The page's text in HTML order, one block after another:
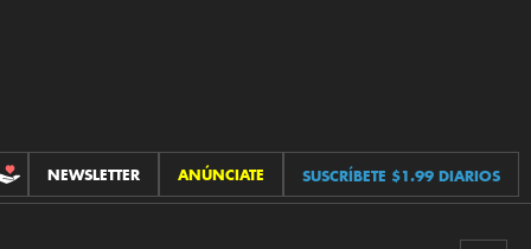
CONTRIBUCIONES
NEWSLETTER ANÚNCIATE SUSCRÍBETE $1.99 DIARIOS